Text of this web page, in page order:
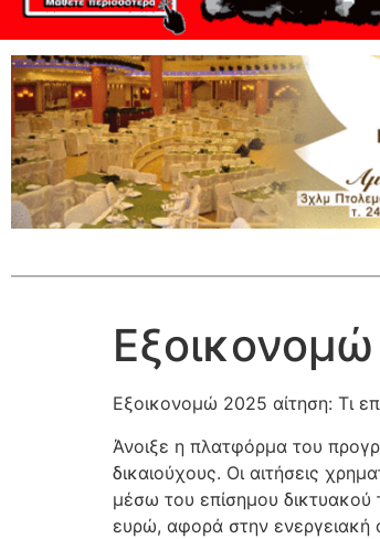
Εξοικονομώ 2025 αίτηση: Τι
Άνοιξε η πλατφόρμα του
δικαιούχους. Οι αιτήσεις
μέσω του επίσημου
ευρώ, αφορά στην ενεργειακή